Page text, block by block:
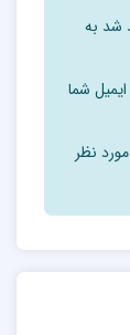
شد به
ممکن است ایمیل ارسالی به پوشه اسپم یا Bulk ایمیل شما
نظر